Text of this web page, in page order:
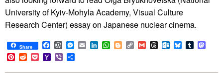
University of Kyiv-Mohyla Academy, Visual Culture
Research Center) essay on Japanese nuclear cinema.
Share Facebook
WordPress
Messenger
EmailLinkedIn
WhatsApp
BloggerCopy
Link
GmailThreadsOutlook.com
BlueskyTumblr
Pinterest
RedditPocketYahoo
Mail
Viber